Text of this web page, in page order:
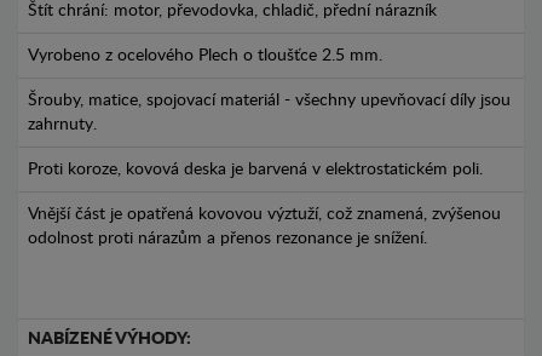
Štít chrání: motor, převodovka, chladič, přední nárazník
Vyrobeno z ocelového Plech o tloušťce 2.5 mm.
Šrouby, matice, spojovací materiál - všechny upevňovací díly jsou
zahrnuty.
Proti koroze, kovová deska je barvená v elektrostatickém poli.
Vnější část je opatřená kovovou výztuží, což znamená, zvýšenou
odolnost proti nárazům a přenos rezonance je snížení.
NABÍZENÉ VÝHODY: